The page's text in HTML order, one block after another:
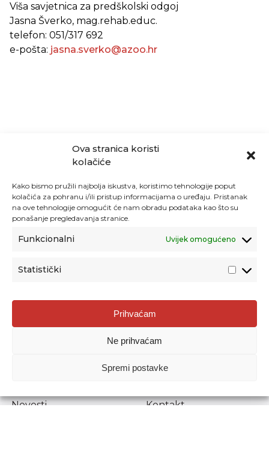
Ova stranica koristi
kolačiće
Kako bismo pružili najbolja iskustva, koristimo tehnologije poput
kolačića za pohranu i/ili pristup informacijama o uređaju. Pristanak
na ove tehnologije omogućit će nam obradu podataka kao što su
ponašanje pregledavanja stranice.
Funkcionalni Uvijek omogućeno
Statistički
Prihvaćam
Ne prihvaćam
Spremi postavke
Viša savjetnica za predškolski odgoj
Jasna Šverko, mag.rehab.educ.
telefon: 051/317 692
e-pošta: jasna.sverko@azoo.hr
Agencija za odgoj i obrazovanje
Donje Svetice 38, 10000 Zagreb
1778129
Prenošenje sadržaja dopušteno je uz navođenje izvora.
Novosti
Kontakt